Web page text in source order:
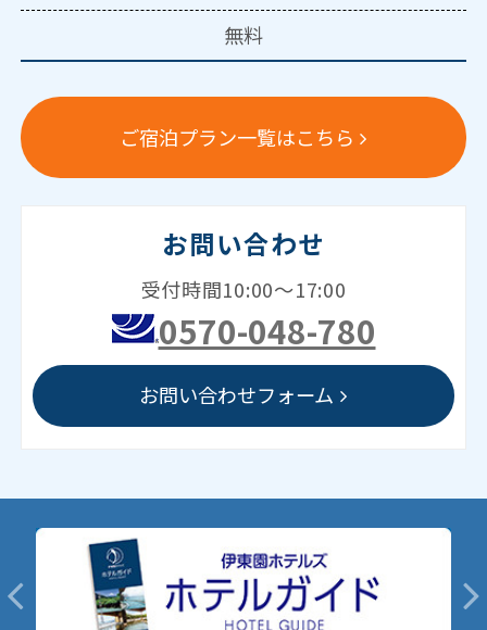
無料
ご宿泊プラン一覧はこちら
お問い合わせ
受付時間10:00～17:00
0570-048-780
お問い合わせフォーム